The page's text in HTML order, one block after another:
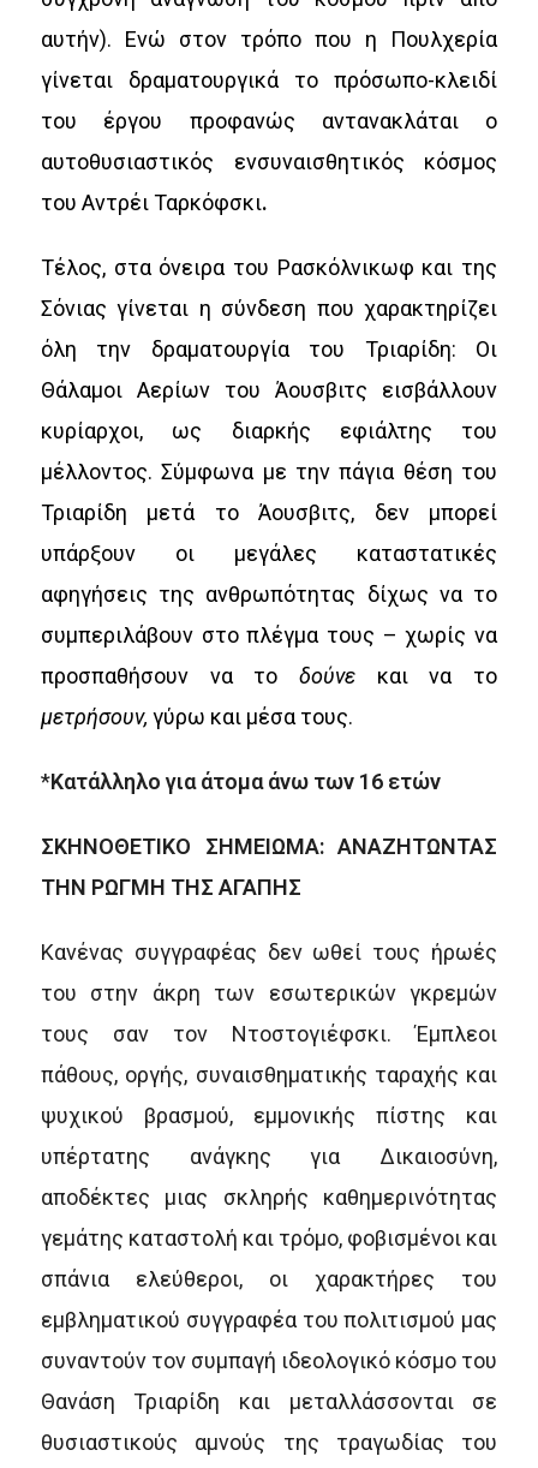
αυτήν). Ενώ στον τρόπο που η Πουλχερία
γίνεται δραματουργικά το πρόσωπο-κλειδί
του έργου προφανώς αντανακλάται ο
αυτοθυσιαστικός ενσυναισθητικός κόσμος
του Αντρέι Ταρκόφσκι.
Τέλος, στα όνειρα του Ρασκόλνικωφ και της
Σόνιας γίνεται η σύνδεση που χαρακτηρίζει
όλη την δραματουργία του Τριαρίδη: Οι
Θάλαμοι Αερίων του Άουσβιτς εισβάλλουν
κυρίαρχοι, ως διαρκής εφιάλτης του
μέλλοντος. Σύμφωνα με την πάγια θέση του
Τριαρίδη μετά το Άουσβιτς, δεν μπορεί
υπάρξουν οι μεγάλες καταστατικές
αφηγήσεις της ανθρωπότητας δίχως να το
συμπεριλάβουν στο πλέγμα τους – χωρίς να
προσπαθήσουν να το δούνε και να το
μετρήσουν, γύρω και μέσα τους.
*Κατάλληλο για άτομα άνω των 16 ετών
ΣΚΗΝΟΘΕΤΙΚΟ ΣΗΜΕΙΩΜΑ: ΑΝΑΖΗΤΩΝΤΑΣ
ΤΗΝ ΡΩΓΜΗ ΤΗΣ ΑΓΑΠΗΣ
Κανένας συγγραφέας δεν ωθεί τους ήρωές
του στην άκρη των εσωτερικών γκρεμών
τους σαν τον Ντοστογιέφσκι. Έμπλεοι
πάθους, οργής, συναισθηματικής ταραχής και
ψυχικού βρασμού, εμμονικής πίστης και
υπέρτατης ανάγκης για Δικαιοσύνη,
αποδέκτες μιας σκληρής καθημερινότητας
γεμάτης καταστολή και τρόμο, φοβισμένοι και
σπάνια ελεύθεροι, οι χαρακτήρες του
εμβληματικού συγγραφέα του πολιτισμού μας
συναντούν τον συμπαγή ιδεολογικό κόσμο του
Θανάση Τριαρίδη και μεταλλάσσονται σε
θυσιαστικούς αμνούς της τραγωδίας του